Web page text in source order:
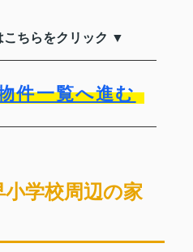
ちらをクリック ▼
件一覧へ進む
学校周辺の家